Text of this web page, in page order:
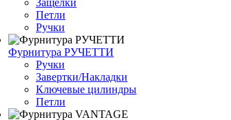
Защелки
Петли
Ручки
Фурнитура РУЧЕТТИ
Ручки
Завертки/Накладки
Ключевые цилиндры
Петли